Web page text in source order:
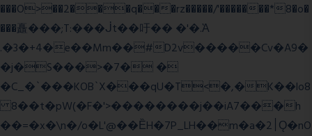
���O>��2���q���rz�����/'�������*8�o�
���矗���;T:���ᒎt��吁�� �'�.Ὰ
.�3�+4�e��Mm��#D2v�����Cv�A9�
�j�S���>�7� �
�C_�`���KOB`X���qU�T<�,�K��lo8
8��t�pW(�F�'>��������j��iA7���h
��=�x�\n�/o�L'@��ȄH�7P_LH��m�a�2׀Ǫ�nO